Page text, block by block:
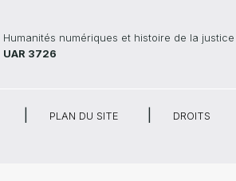
Humanités numériques et histoire de la justice
UAR 3726
PLAN DU SITE DROITS